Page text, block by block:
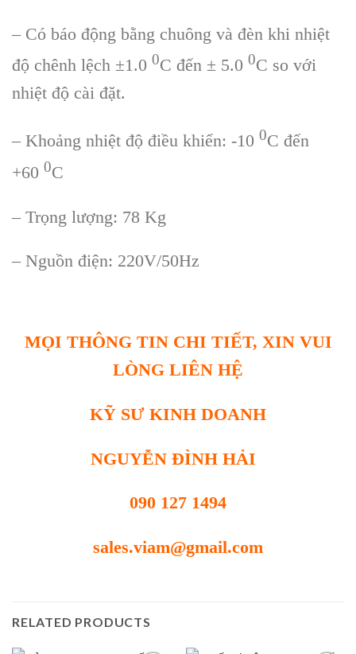
– Có báo động bằng chuông và đèn khi nhiệt
độ chênh lệch ±1.0 0C đến ± 5.0 0C so với
nhiệt độ cài đặt.
– Khoảng nhiệt độ điều khiển: -10 0C đến
+60 0C
– Trọng lượng: 78 Kg
– Nguồn điện: 220V/50Hz
MỌI THÔNG TIN CHI TIẾT, XIN VUI
LÒNG LIÊN HỆ
KỸ SƯ KINH DOANH
NGUYỄN ĐÌNH HẢI
090 127 1494
sales.viam@gmail.com
RELATED PRODUCTS